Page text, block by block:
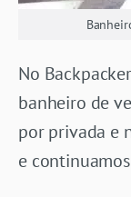
No
banheiro de
por privada e
e